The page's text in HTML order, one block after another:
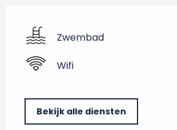
Zwembad
Wifi
Bekijk alle diensten